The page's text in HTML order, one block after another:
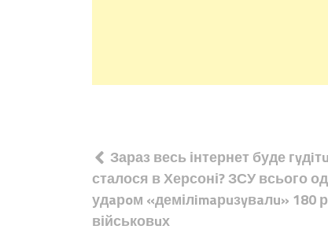
Навігація
записів
Зараз весь інтернет буде
сталося в Херсоні? ЗСУ всього
удaрoм «демілimaрuзyвaлu» 180
військовuх